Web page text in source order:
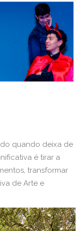
quando deixa de
é tirar a
transformar
de Arte e